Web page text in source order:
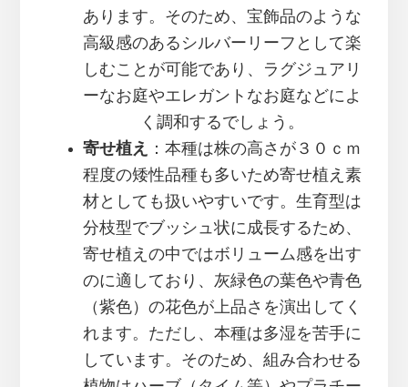
あります。そのため、宝飾品のような
高級感のあるシルバーリーフとして楽
しむことが可能であり、ラグジュアリ
ーなお庭やエレガントなお庭などによ
く調和するでしょう。
寄せ植え
：本種は株の高さが３０ｃｍ
程度の矮性品種も多いため寄せ植え素
材としても扱いやすいです。生育型は
分枝型でブッシュ状に成長するため、
寄せ植えの中ではボリューム感を出す
のに適しており、灰緑色の葉色や青色
（紫色）の花色が上品さを演出してく
れます。ただし、本種は多湿を苦手に
しています。そのため、組み合わせる